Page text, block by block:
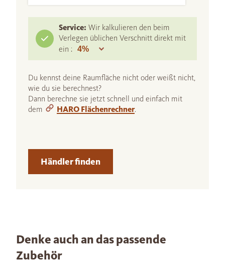
Service: Wir kalkulieren den beim
Verlegen üblichen Verschnitt direkt mit
ein :
Du kennst deine Raumfläche nicht oder weißt nicht,
wie du sie berechnest?
Dann berechne sie jetzt schnell und einfach mit
dem
HARO Flächenrechner.
Händler finden
Denke auch an das passende
Zubehör